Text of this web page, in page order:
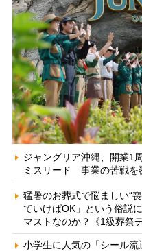
ジャングリア沖縄、開業1
ミスリード 事業の苦戦を
猛暑のお葬式で悩ましい“
ていけばOK」という俗説
マストなのか？《1級葬祭
小学生に人気の「シール